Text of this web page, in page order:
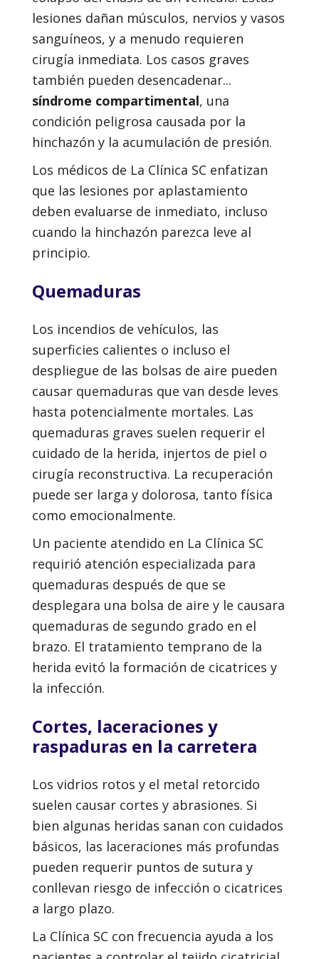
lesiones dañan músculos, nervios y vasos
sanguíneos, y a menudo requieren
cirugía inmediata. Los casos graves
también pueden desencadenar...
síndrome compartimental, una
condición peligrosa causada por la
hinchazón y la acumulación de presión.
Los médicos de La Clínica SC enfatizan
que las lesiones por aplastamiento
deben evaluarse de inmediato, incluso
cuando la hinchazón parezca leve al
principio.
Quemaduras
Los incendios de vehículos, las
superficies calientes o incluso el
despliegue de las bolsas de aire pueden
causar quemaduras que van desde leves
hasta potencialmente mortales. Las
quemaduras graves suelen requerir el
cuidado de la herida, injertos de piel o
cirugía reconstructiva. La recuperación
puede ser larga y dolorosa, tanto física
como emocionalmente.
Un paciente atendido en La Clínica SC
requirió atención especializada para
quemaduras después de que se
desplegara una bolsa de aire y le causara
quemaduras de segundo grado en el
brazo. El tratamiento temprano de la
herida evitó la formación de cicatrices y
la infección.
Cortes, laceraciones y
raspaduras en la carretera
Los vidrios rotos y el metal retorcido
suelen causar cortes y abrasiones. Si
bien algunas heridas sanan con cuidados
básicos, las laceraciones más profundas
pueden requerir puntos de sutura y
conllevan riesgo de infección o cicatrices
a largo plazo.
La Clínica SC con frecuencia ayuda a los